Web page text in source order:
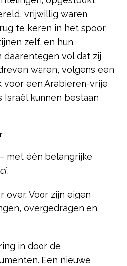
vrijwillig waren
te keren in het spoor
zelf, en hun
daarentegen vol dat zij
waren, volgens een
voor een Arabieren-vrije
Israël kunnen bestaan
met één belangrijke
over. Voor zijn eigen
overgedragen en
in door de
Een nieuwe